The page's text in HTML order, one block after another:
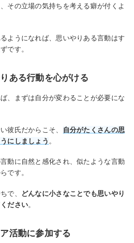
その立場の気持ちを考える癖が付くよ
ようになれば、思いやりある言動はす
です。
ある行動を心がける
、まずは自分が変わることが必要にな
彼氏だからこそ、
自分がたくさんの思
にしましょう 。
動に自然と感化され、似たような言動
です。
で、
どんなに小さなことでも思いやり
ださい。
活動に参加する